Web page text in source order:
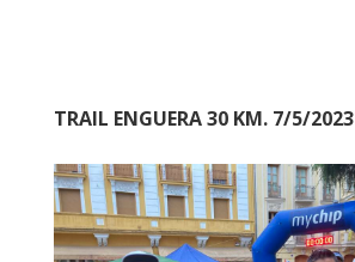
TRAIL ENGUERA 30 KM. 7/5/2023